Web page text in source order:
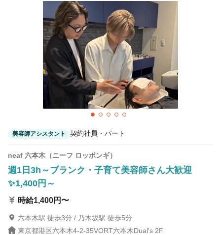
美容師アシスタント 契約社員・パート
neaf 六本木（ニーフ ロッポンギ）
週1日3h～ブランク・子育て美容師さん大歓迎
✨1,400円～
時給1,400円〜
六本木駅 徒歩3分 / 乃木坂駅 徒歩5分
東京都港区六本木4-2-35VORT六本木Dual's 2F